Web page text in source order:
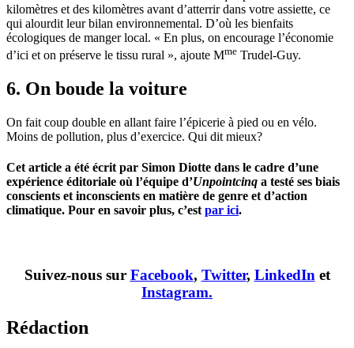
kilomètres et des kilomètres avant d’atterrir dans votre assiette, ce
qui alourdit leur bilan environnemental. D’où les bienfaits
écologiques de manger local. « En plus, on encourage l’économie
d’ici et on préserve le tissu rural », ajoute Mme Trudel-Guy.
6. On boude la voiture
On fait coup double en allant faire l’épicerie à pied ou en vélo.
Moins de pollution, plus d’exercice. Qui dit mieux?
Cet article a été écrit par Simon Diotte dans le cadre d’une
expérience éditoriale où l’équipe d’Unpointcinq a testé ses biais
conscients et inconscients en matière de genre et d’action
climatique. Pour en savoir plus, c’est par ici.
Suivez-nous sur Facebook, Twitter, LinkedIn et
Instagram.
Rédaction